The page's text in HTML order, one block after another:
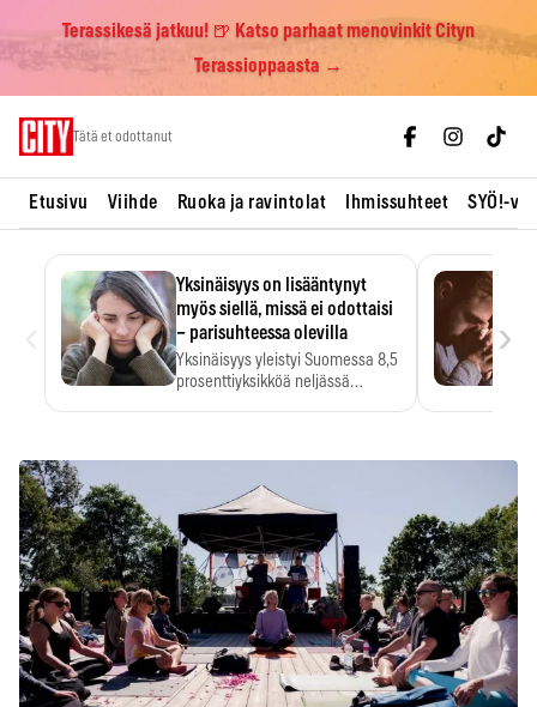
Terassikesä jatkuu! 🍺 Katso parhaat menovinkit Cityn
Terassioppaasta →
Tätä et odottanut
Etusivu Viihde Ruoka ja ravintolat Ihmissuhteet SYÖ!-
Yksinäisyys on lisääntynyt
myös siellä, missä ei odottaisi
– parisuhteessa olevilla
Yksinäisyys yleistyi Suomessa 8,5
prosenttiyksikköä neljässä
›